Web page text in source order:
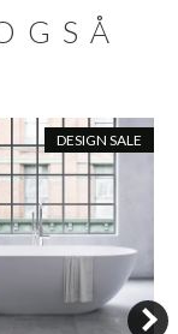
DESIGN SALE